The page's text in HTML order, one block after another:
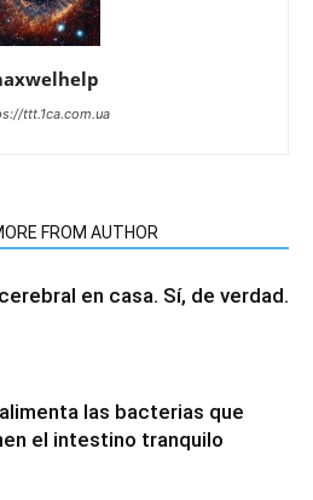
ttt.1ca.com.ua
FROM AUTHOR
en casa. Sí, de verdad.
las bacterias que
el intestino tranquilo